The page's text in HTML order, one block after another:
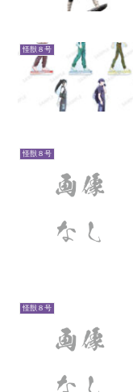
怪獣８号
怪獣８号
怪獣８号